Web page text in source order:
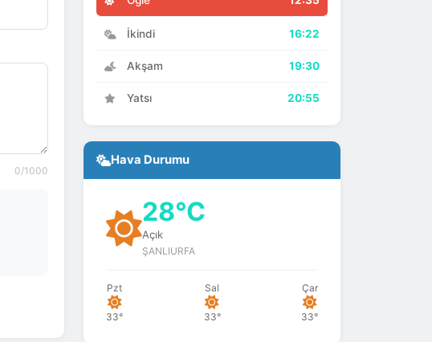
0/1000
İkindi 16:22
Akşam 19:30
Yatsı 20:55
Hava Durumu
28°C
Açık
ŞANLIURFA
Pzt
33°
Sal
33°
Çar
33°